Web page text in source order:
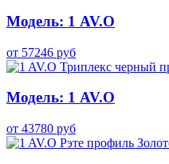
Модель: 1 AV.O
от 57246 руб
Модель: 1 AV.O
от 43780 руб